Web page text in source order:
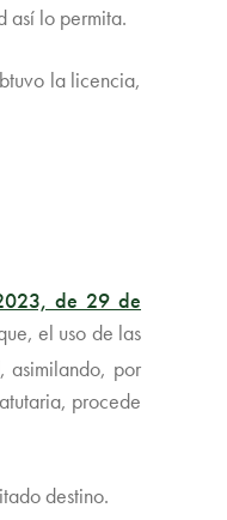
así lo permita.
la licencia,
de 29 de
el uso de las
asimilando, por
procede
destino.